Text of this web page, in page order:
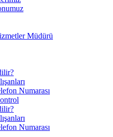
Müdürü
Numarası
Numarası